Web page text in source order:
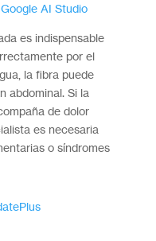
Google AI Studio
es indispensable
por el
la fibra puede
abdominal. Si la
de dolor
es necesaria
o síndromes